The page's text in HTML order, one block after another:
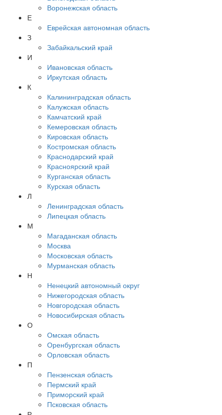
Воронежская область
Е
Еврейская автономная область
З
Забайкальский край
И
Ивановская область
Иркутская область
К
Калининградская область
Калужская область
Камчатский край
Кемеровская область
Кировская область
Костромская область
Краснодарский край
Красноярский край
Курганская область
Курская область
Л
Ленинградская область
Липецкая область
М
Магаданская область
Москва
Московская область
Мурманская область
Н
Ненецкий автономный округ
Нижегородская область
Новгородская область
Новосибирская область
О
Омская область
Оренбургская область
Орловская область
П
Пензенская область
Пермский край
Приморский край
Псковская область